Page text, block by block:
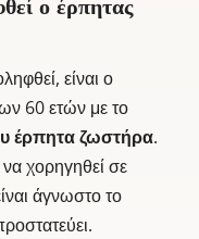
ο έρπητας
είναι ο
60 ετών με το
έρπητα ζωστήρα.
χορηγηθεί σε
άγνωστο το